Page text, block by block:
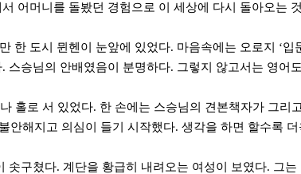
어머니를 돌봤던 경험으로 이 세상에 다시 돌아오는
도시 뮌헨이 눈앞에 있었다. 마음속에는 오로지 ‘
승님의 안배였음이 분명하다. 그렇지 않고서는 영어
홀로 서 있었다. 한 손에는 스승님의 견본책자가 그리
안해지고 의심이 들기 시작했다. 생각을 하면 할수록
구쳤다. 계단을 황급히 내려오는 여성이 보였다. 그